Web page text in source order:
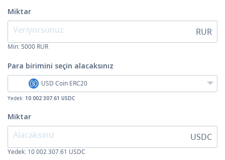
Miktar
RUR
Min: 5000 RUR
Para birimini seçin alacaksınız
USD Coin ERC20
Yedek: 10 002 307.61 USDC
Miktar
USDC
Yedek: 10 002 307.61 USDC